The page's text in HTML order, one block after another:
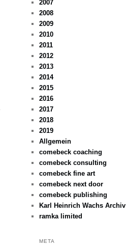
2007
2008
2009
2010
2011
2012
2013
2014
2015
2016
2017
2018
2019
Allgemein
comebeck coaching
comebeck consulting
comebeck fine art
comebeck next door
comebeck publishing
Karl Heinrich Wachs Archiv
ramka limited
META